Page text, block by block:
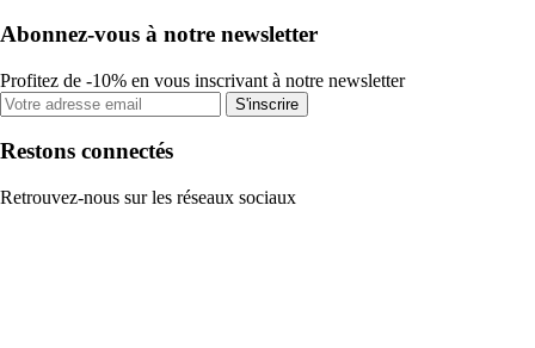
Abonnez-vous à notre newsletter
Profitez de -10% en vous inscrivant à notre newsletter
S'inscrire
Restons connectés
Retrouvez-nous sur les réseaux sociaux